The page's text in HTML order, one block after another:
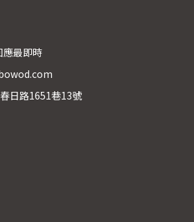
應最即時
日路1651巷13號